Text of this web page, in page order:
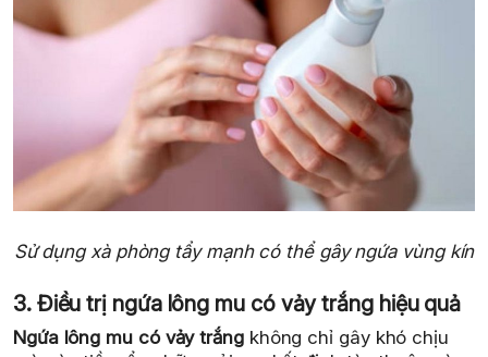
Sử dụng xà phòng tẩy mạnh có thể gây ngứa vùng kín
3. Điều trị ngứa lông mu có vảy trắng hiệu quả
Ngứa lông mu có vảy trắngkhông chỉ gây khó chịu